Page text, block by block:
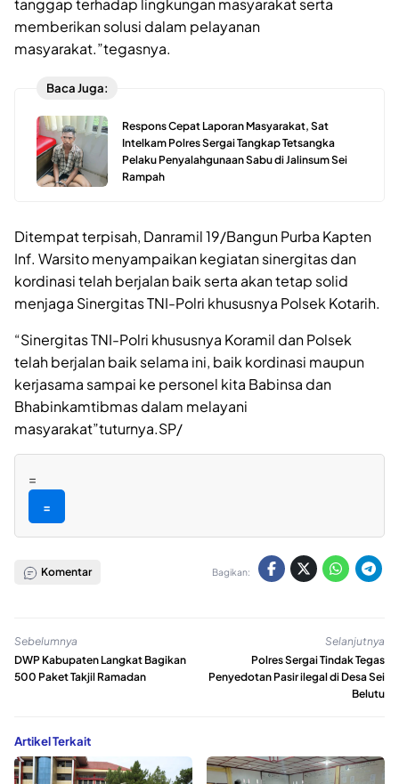
tanggap terhadap lingkungan masyarakat serta
memberikan solusi dalam pelayanan
masyarakat.”tegasnya.
Baca Juga:
Respons Cepat Laporan Masyarakat, Sat
Intelkam Polres Sergai Tangkap Tetsangka
Pelaku Penyalahgunaan Sabu di Jalinsum Sei
Rampah
Ditempat terpisah, Danramil 19/Bangun Purba Kapten
Inf. Warsito menyampaikan kegiatan sinergitas dan
kordinasi telah berjalan baik serta akan tetap solid
menjaga Sinergitas TNI-Polri khususnya Polsek Kotarih.
“Sinergitas TNI-Polri khususnya Koramil dan Polsek
telah berjalan baik selama ini, baik kordinasi maupun
kerjasama sampai ke personel kita Babinsa dan
Bhabinkamtibmas dalam melayani
masyarakat”tuturnya.SP/
=
=
Komentar Bagikan:
Sebelumnya
DWP Kabupaten Langkat Bagikan
500 Paket Takjil Ramadan
Selanjutnya
Polres Sergai Tindak Tegas
Penyedotan Pasir ilegal di Desa Sei
Belutu
Artikel Terkait